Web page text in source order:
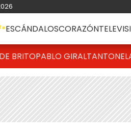
ESCÁNDALOSCORAZÓN
BRITOPABLO GIRALT